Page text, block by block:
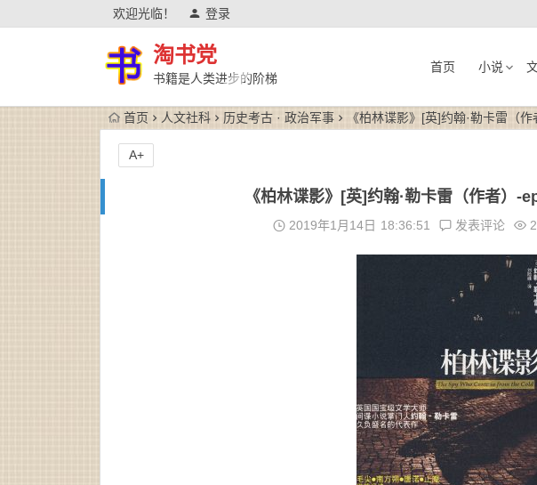
欢迎光临！ 登录
淘书党
书籍是人类进步的阶梯
首页 小说
首页 人文社科 历史考古 · 政治军事 《柏林谍影》[英]约翰·勒卡雷（
《柏林谍影》[英]约翰·勒卡雷（作者）-
2019年1月14日 18:36:51 发表评论
A+